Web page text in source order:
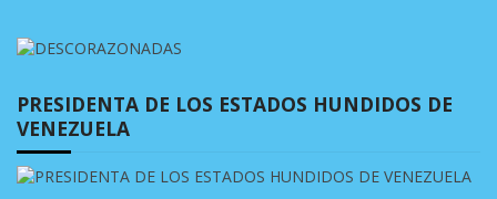
PRESIDENTA DE LOS ESTADOS HUNDIDOS DE
VENEZUELA